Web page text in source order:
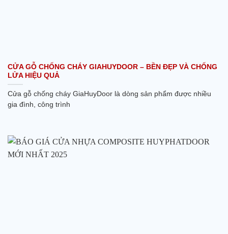
CỬA GỖ CHỐNG CHÁY GIAHUYDOOR – BỀN ĐẸP VÀ CHỐNG
LỬA HIỆU QUẢ
Cửa gỗ chống cháy GiaHuyDoor là dòng sản phẩm được nhiều
gia đình, công trình